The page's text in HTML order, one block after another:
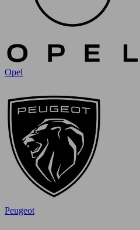
Opel
Peugeot